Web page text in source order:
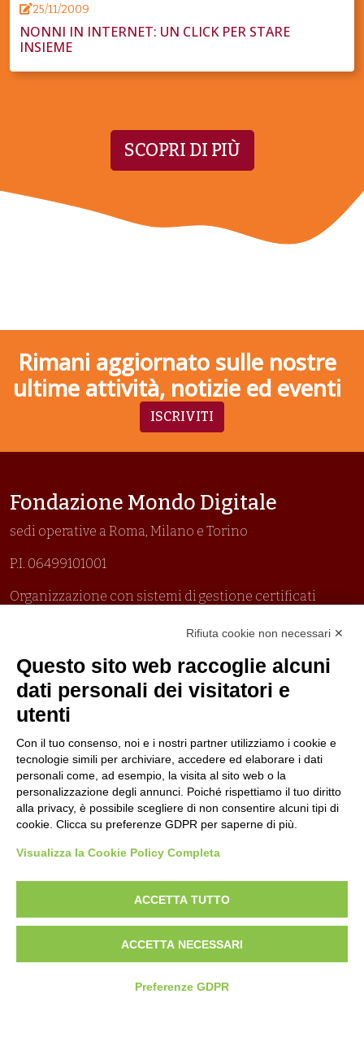
25/11/2009
NONNI IN INTERNET: UN CLICK PER STARE
INSIEME
SCOPRI DI PIÙ
Rimani aggiornato sulle nostre
ultime attività, notizie ed eventi
ISCRIVITI
Fondazione Mondo Digitale
sedi operative a Roma, Milano e Torino
P.I. 06499101001
Organizzazione con sistemi di gestione certificati
Politica per la parità di genere
Politica antibullismo
Piè di pagina
Contatti
Lavora con noi
Amministrazione
Seguici su
Rifiuta cookie non necessari ✕
Questo sito web raccoglie alcuni
dati personali dei visitatori e
utenti
Con il tuo consenso, noi e i nostri partner utilizziamo i cookie e
tecnologie simili per archiviare, accedere ed elaborare i dati
personali come, ad esempio, la visita al sito web o la
personalizzazione degli annunci. Poiché rispettiamo il tuo diritto
alla privacy, è possibile scegliere di non consentire alcuni tipi di
cookie. Clicca su preferenze GDPR per saperne di più.
Visualizza la Cookie Policy Completa
ACCETTA TUTTO
ACCETTA NECESSARI
Preferenze GDPR